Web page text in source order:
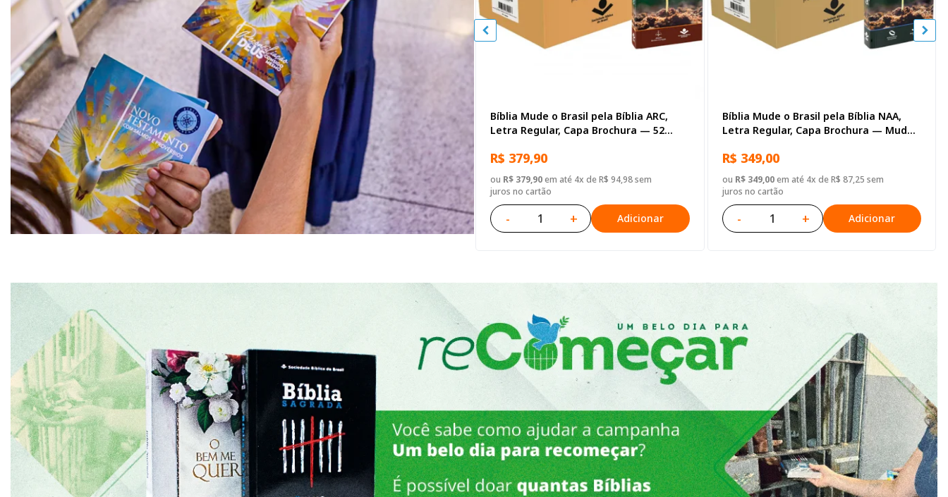
Bíblia Mude o Brasil pela Bíblia ARC,
Letra Regular, Capa Brochura — 52
R$ 379,90
ou R$ 379,90em até 4x de R$ 94,98 sem
juros no cartão
- + Adicionar
Bíblia Mude o Brasil pela Bíblia NAA,
Letra Regular, Capa Brochura — Mude
R$ 349,00
ou R$ 349,00em até 4x de R$ 87,25 sem
juros no cartão
- + Adicionar